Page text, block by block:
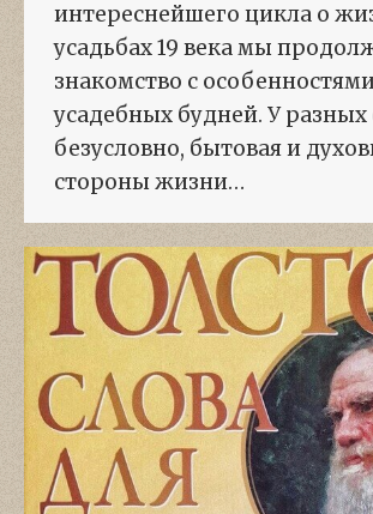
интереснейшего цикла о
усадьбах 19 века мы
знакомство с
усадебных будней. У разных
безусловно, бытовая и
стороны жизни…